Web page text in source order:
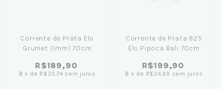
Corrente de Prata Elo
Grumet (1mm) 70cm
R$189,90
8 x de R$23,74 sem juros
Corrente de Prata 925
Elo Pipoca Bali 70cm
R$199,90
8 x de R$24,99 sem juros